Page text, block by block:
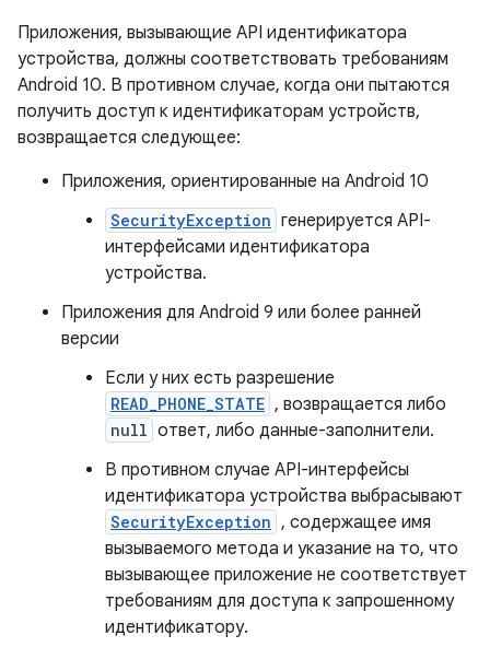
Приложения, вызывающие API идентификатора
устройства, должны соответствовать требованиям
Android 10. В противном случае, когда они пытаются
получить доступ к идентификаторам устройств,
возвращается следующее:
Приложения, ориентированные на Android 10
SecurityException генерируется API-
интерфейсами идентификатора
устройства.
Приложения для Android 9 или более ранней
версии
Если у них есть разрешение
READ_PHONE_STATE , возвращается либо
null ответ, либо данные-заполнители.
В противном случае API-интерфейсы
идентификатора устройства выбрасывают
SecurityException , содержащее имя
вызываемого метода и указание на то, что
вызывающее приложение не соответствует
требованиям для доступа к запрошенному
идентификатору.